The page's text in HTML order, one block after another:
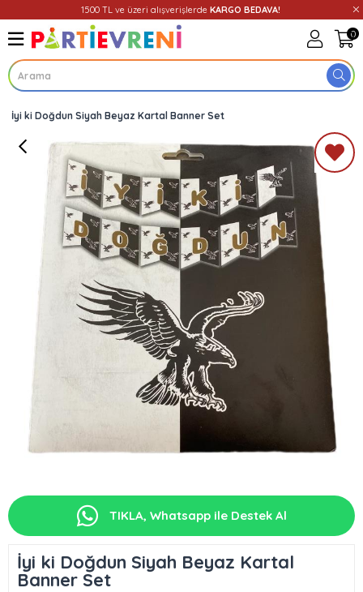
1500 TL ve üzeri alışverişlerde KARGO BEDAVA!
0
Üye Girişi Üye Ol
İyi ki Doğdun Siyah Beyaz Kartal Banner Set
TIKLA, Whatsapp ile Destek Al
İyi ki Doğdun Siyah Beyaz Kartal
Banner Set